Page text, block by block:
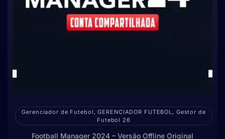
Gerenciador de Futebol, GERENCIADOR FUTEBOL, Gestor de
Futebol 26
Football Manager 2024 – Versão Offline Original